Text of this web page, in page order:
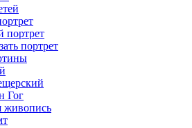
портрет
портрет
Гог
живопись